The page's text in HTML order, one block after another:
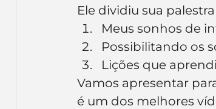
Ele dividiu sua
Meus sonhos de
Possibilitando os
Lições que
Vamos apresentar
é um dos melhores